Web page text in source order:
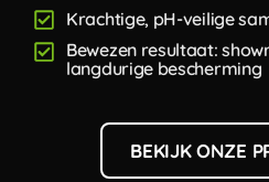
Krachtige, pH-veilige
Bewezen resultaat:
langdurige bescherming
BEKIJK ONZE